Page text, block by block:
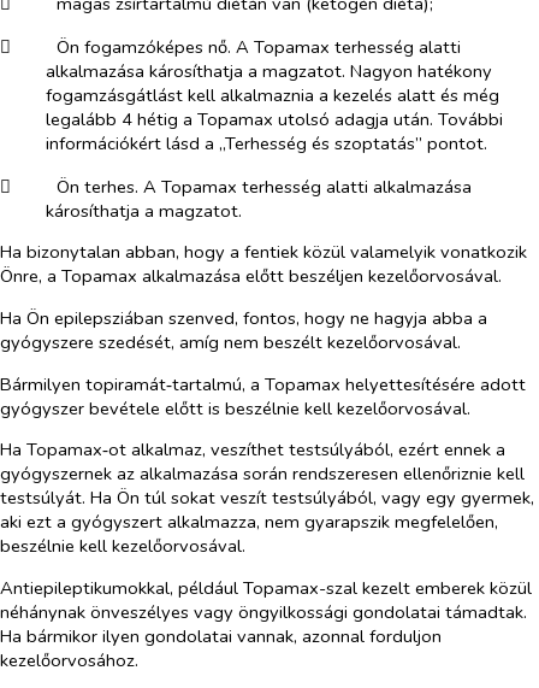
​
Ön fogamzóképes nő. A Topamax terhesség alatti
alkalmazása károsíthatja a magzatot. Nagyon hatékony
fogamzásgátlást kell alkalmaznia a kezelés alatt és még
legalább 4 hétig a Topamax utolsó adagja után. További
információkért lásd a „Terhesség és szoptatás” pontot.
​
Ön terhes. A Topamax terhesség alatti alkalmazása
károsíthatja a magzatot.
Ha bizonytalan abban, hogy a fentiek közül valamelyik vonatkozik
Önre, a Topamax alkalmazása előtt beszéljen kezelőorvosával.
Ha Ön epilepsziában szenved, fontos, hogy ne hagyja abba a
gyógyszere szedését, amíg nem beszélt kezelőorvosával.
Bármilyen topiramát‑tartalmú, a Topamax helyettesítésére adott
gyógyszer bevétele előtt is beszélnie kell kezelőorvosával.
Ha Topamax‑ot alkalmaz, veszíthet testsúlyából, ezért ennek a
gyógyszernek az alkalmazása során rendszeresen ellenőriznie kell
testsúlyát. Ha Ön túl sokat veszít testsúlyából, vagy egy gyermek,
aki ezt a gyógyszert alkalmazza, nem gyarapszik megfelelően,
beszélnie kell kezelőorvosával.
Antiepileptikumokkal, például Topamax-szal kezelt emberek közül
néhánynak önveszélyes vagy öngyilkossági gondolatai támadtak.
Ha bármikor ilyen gondolatai vannak, azonnal forduljon
kezelőorvosához.